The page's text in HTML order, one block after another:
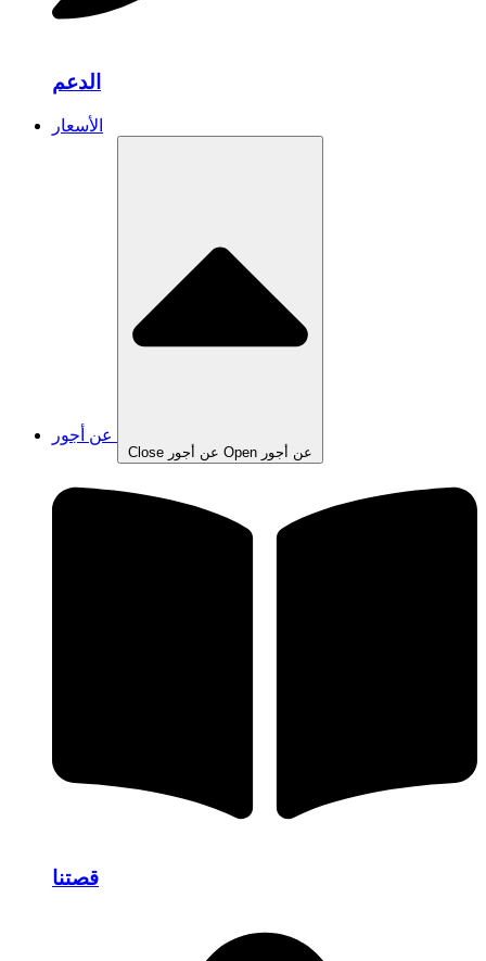
الدعم
الأسعار
Close عن أجور Open عن أجور
قصتنا